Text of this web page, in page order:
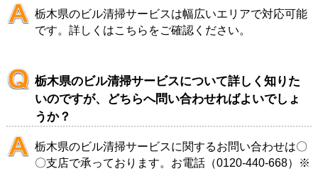
栃木県のビル清掃サービスは幅広いエリアで対応可能
です。詳しくはこちら をご確認ください。
栃木県のビル清掃サービスについて詳しく知りた
いのですが、どちらへ問い合わせればよいでしょ
うか？
栃木県のビル清掃サービスに関するお問い合わせは〇
〇支店で承っております。お電話（0120-440-668）※